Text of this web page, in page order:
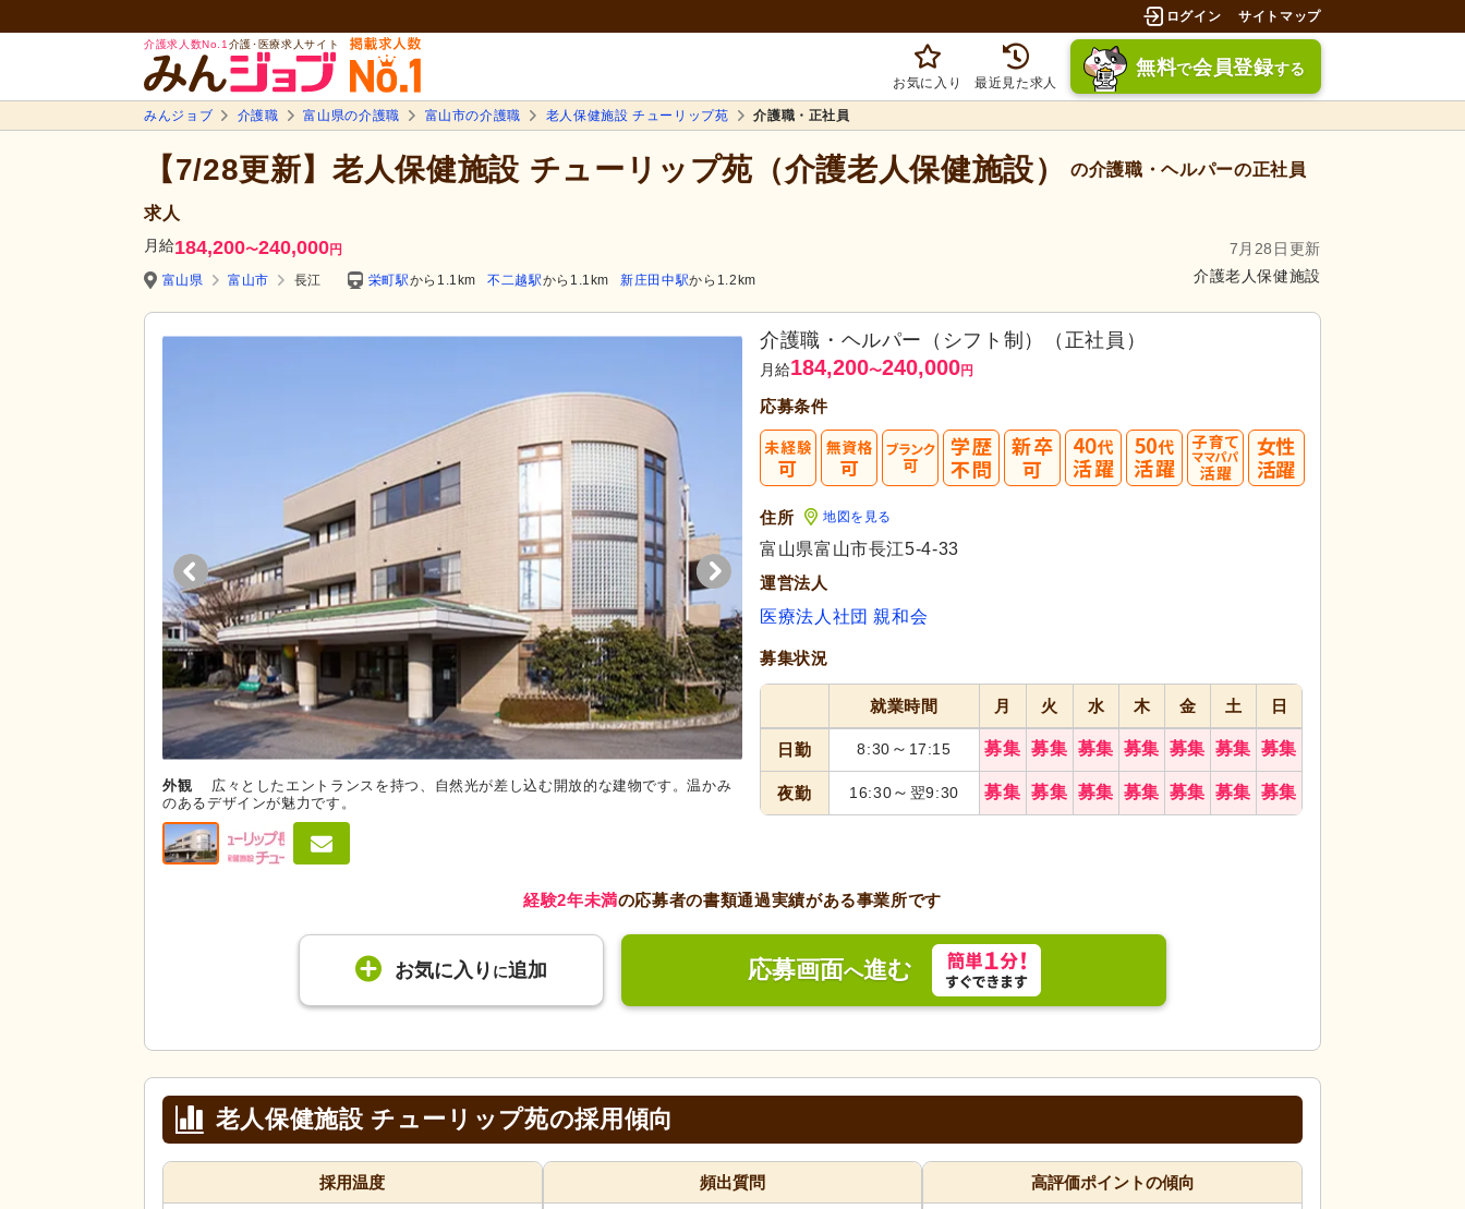
ログイン サイトマップ
介護求人数No.1 介護･医療求人サイト
お気に入り 最近見た求人
無料で会員登録する
みんジョブ 介護職 富山県の介護職 富山市の介護職 老人保健施設 チューリップ苑 介護職・正社員
【7/28更新】老人保健施設 チューリップ苑（介護老人保健施設） の介護職・ヘルパーの正社員
求人
月給184,200〜240,000円
7月28日更新
介護老人保健施設
富山県 富山市 長江 栄町駅から1.1km 不二越駅から1.1km 新庄田中駅から1.2km
外観
広々としたエントランスを持つ、自然光が差し込む開放的な建物です。温かみ
のあるデザインが魅力です。
親しみやすいデザインの看板です。施設名が一目で分かります。
介護職・ヘルパー（シフト制）（正社員）
月給184,200〜240,000円
応募条件
住所 地図を見る
富山県富山市長江5-4-33
運営法人
医療法人社団 親和会
募集状況
就業時間 月 火 水 木 金 土 日
日勤 8:30 ～ 17:15 募集 募集 募集 募集 募集 募集 募集
夜勤 16:30～ 翌9:30 募集 募集 募集 募集 募集 募集 募集
経験2年未満の応募者の書類通過実績がある事業所です
お気に入り に追加 応募画面へ進む
老人保健施設 チューリップ苑の採用傾向
採用温度 頻出質問 高評価ポイントの傾向